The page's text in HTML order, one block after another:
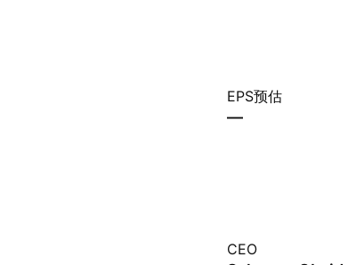
EPS预估
—
CEO